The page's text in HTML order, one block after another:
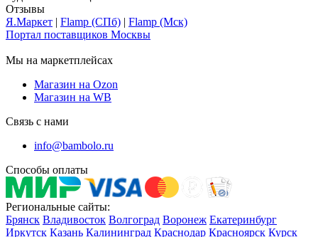
Отзывы
Я.Маркет | Flamp (СПб) | Flamp (Мск)
Портал поставщиков Москвы
Мы на маркетплейсах
Магазин на Ozon
Магазин на WB
Связь с нами
info@bambolo.ru
Способы оплаты
Региональные сайты:
Брянск Владивосток Волгоград Воронеж Екатеринбург
Иркутск Казань Калининград Краснодар Красноярск Курск